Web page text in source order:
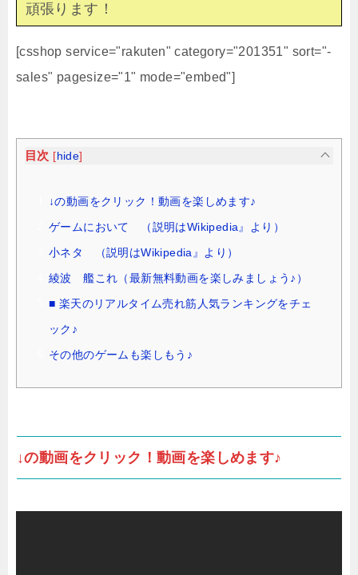
頑張ります！
[csshop service="rakuten" category="201351" sort="-
sales" pagesize="1" mode="embed"]
目次 [ hide]
↓の動画をクリック！動画を楽しめます♪
ゲームにおいて （説明はWikipedia』より）
小ネタ （説明はWikipedia』より）
綾波 艦これ（最新無料動画を楽しみましょう♪）
■ 楽天のリアルタイム売れ筋人気ランキングをチェ
ック♪
その他のゲームも楽しもう♪
↓の動画をクリック！動画を楽しめます♪